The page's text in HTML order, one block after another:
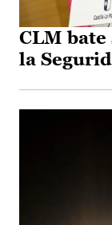
CLM
la